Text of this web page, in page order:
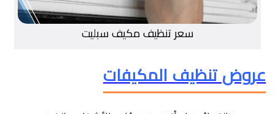
سعر تنظيف مكيف سبليت
عروض تنظيف المكيفات